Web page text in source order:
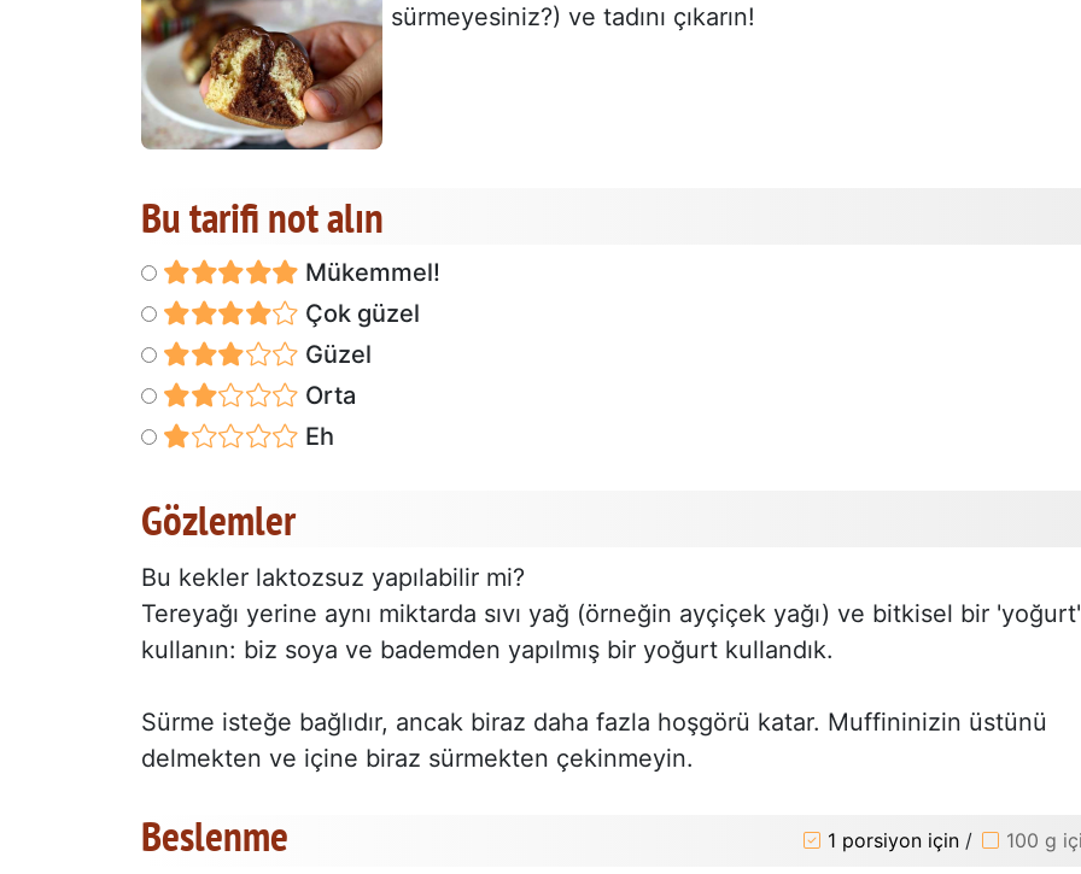
sürmeyesiniz?) ve tadını çıkarın!
Bu tarifi not alın
Mükemmel!
Çok güzel
Güzel
Orta
Eh
Gözlemler
Bu kekler laktozsuz yapılabilir mi?
Tereyağı yerine aynı miktarda sıvı yağ (örneğin ayçiçek yağı) ve bitkisel bir 'yoğurt'
kullanın: biz soya ve bademden yapılmış bir yoğurt kullandık.
Sürme isteğe bağlıdır, ancak biraz daha fazla hoşgörü katar. Muffininizin üstünü
delmekten ve içine biraz sürmekten çekinmeyin.
Beslenme 1 porsiyon için / 100 g